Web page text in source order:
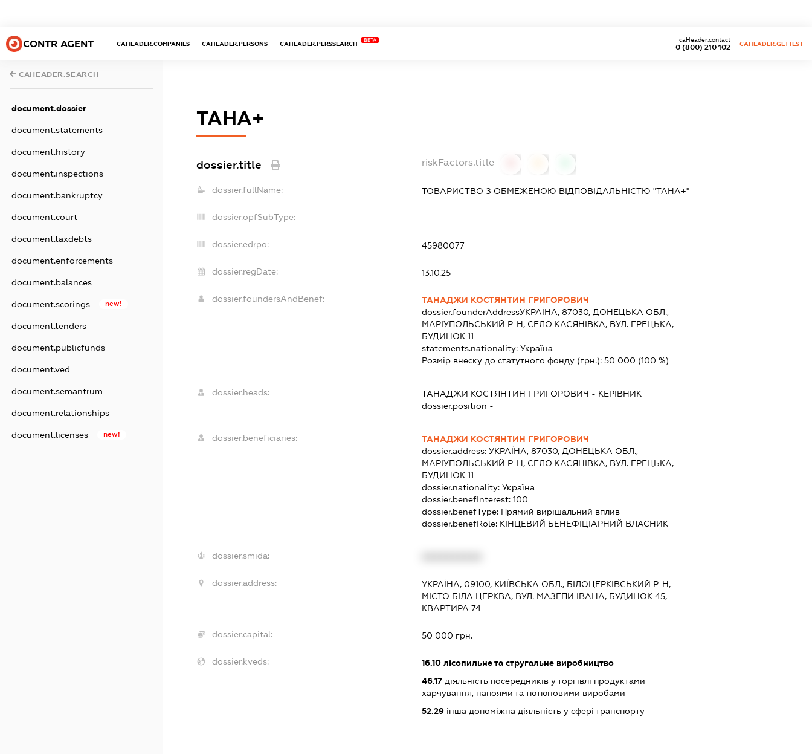
CONTR AGENT CAHEADER.COMPANIES CAHEADER.PERSONS CAHEADER.PERSSEARCH
BETA
0 (800) 210 102
caHeader.contact
CAHEADER.GETTEST
CAHEADER.SEARCH
document.dossier
document.statements
document.history
document.inspections
document.bankruptcy
document.court
document.taxdebts
document.enforcements
document.balances
document.scorings new!
document.tenders
document.publicfunds
document.ved
document.semantrum
document.relationships
document.licenses new!
ТАНА+
dossier.title riskFactors.title
dossier.fullName: ТОВАРИСТВО З ОБМЕЖЕНОЮ ВІДПОВІДАЛЬНІСТЮ "ТАНА+"
dossier.opfSubType: -
dossier.edrpo: 45980077
dossier.regDate: 13.10.25
dossier.foundersAndBenef:
ТАНАДЖИ КОСТЯНТИН ГРИГОРОВИЧ
dossier.founderAddressУКРАЇНА, 87030, ДОНЕЦЬКА ОБЛ.,
МАРІУПОЛЬСЬКИЙ Р-Н, СЕЛО КАСЯНІВКА, ВУЛ. ГРЕЦЬКА,
БУДИНОК 11
statements.nationality: Україна
Розмір внеску до статутного фонду (грн.): 50 000 (100 %)
dossier.heads: ТАНАДЖИ КОСТЯНТИН ГРИГОРОВИЧ - КЕРІВНИК
dossier.position -
dossier.beneficiaries:
ТАНАДЖИ КОСТЯНТИН ГРИГОРОВИЧ
dossier.address: УКРАЇНА, 87030, ДОНЕЦЬКА ОБЛ.,
МАРІУПОЛЬСЬКИЙ Р-Н, СЕЛО КАСЯНІВКА, ВУЛ. ГРЕЦЬКА,
БУДИНОК 11
dossier.nationality: Україна
dossier.benefInterest: 100
dossier.benefType: Прямий вирішальний вплив
dossier.benefRole: КІНЦЕВИЙ БЕНЕФІЦІАРНИЙ ВЛАСНИК
dossier.smida:
dossier.address:
УКРАЇНА, 09100, КИЇВСЬКА ОБЛ., БІЛОЦЕРКІВСЬКИЙ Р-Н,
МІСТО БІЛА ЦЕРКВА, ВУЛ. МАЗЕПИ ІВАНА, БУДИНОК 45,
КВАРТИРА 74
dossier.capital: 50 000 грн.
dossier.kveds: 16.10лісопильне та стругальне виробництво
46.17діяльність посередників у торгівлі продуктами
харчування, напоями та тютюновими виробами
52.29інша допоміжна діяльність у сфері транспорту